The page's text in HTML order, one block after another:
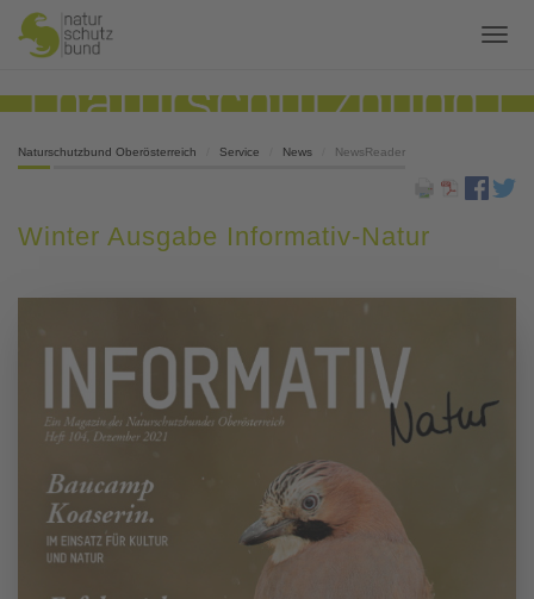
Naturschutzbund Oberösterreich Service News NewsReader
Winter Ausgabe Informativ-Natur